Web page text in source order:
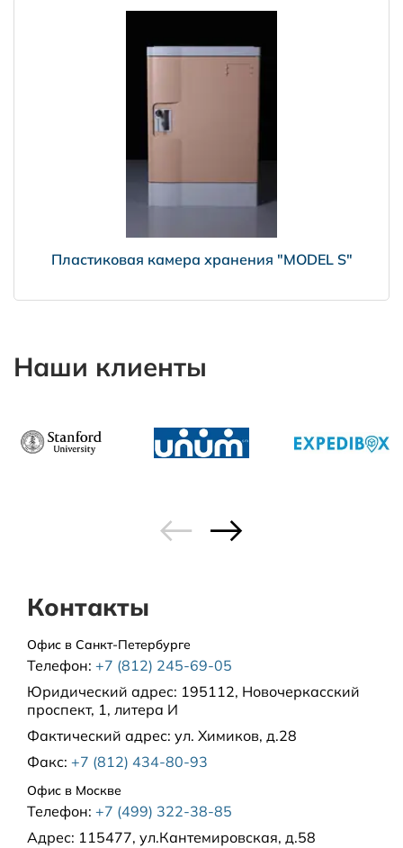
Пластиковая камера хранения "MODEL S"
Наши клиенты
Контакты
Офис в Санкт-Петербурге
Телефон: +7 (812) 245-69-05
Юридический адрес: 195112, Новочеркасский
проспект, 1, литера И
Фактический адрес: ул. Химиков, д.28
Факс: +7 (812) 434-80-93
Офис в Москве
Телефон: +7 (499) 322-38-85
Адрес: 115477, ул.Кантемировская, д.58